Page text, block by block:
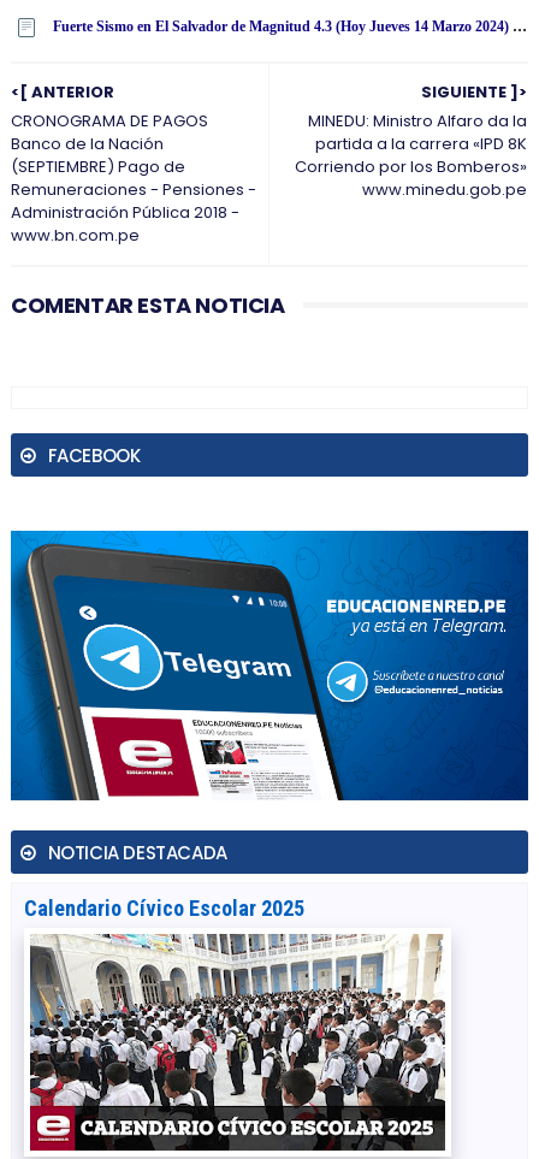
Fuerte Sismo en El Salvador de Magnitud 4.3 (Hoy Jueves 14 Marzo 2024) Terremoto Temblor Epicentro - San Salvador - USGS
SIGUIENTE ]>
MINEDU: Ministro Alfaro da la
partida a la carrera «IPD 8K
Corriendo por los Bomberos»
www.minedu.gob.pe
<[ ANTERIOR
CRONOGRAMA DE PAGOS
Banco de la Nación
(SEPTIEMBRE) Pago de
Remuneraciones - Pensiones -
Administración Pública 2018 -
www.bn.com.pe
COMENTAR ESTA NOTICIA
FACEBOOK
NOTICIA DESTACADA
Calendario Cívico Escolar 2025